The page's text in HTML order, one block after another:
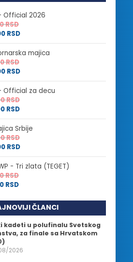
Official 2026
RSD
RSD
majica
RSD
RSD
Official za decu
RSD
RSD
Srbije
RSD
RSD
- Tri zlata (TEGET)
RSD
RSD
ČLANCI
kadeti u polufinalu Svetskog
za finale sa Hrvatskom
2026